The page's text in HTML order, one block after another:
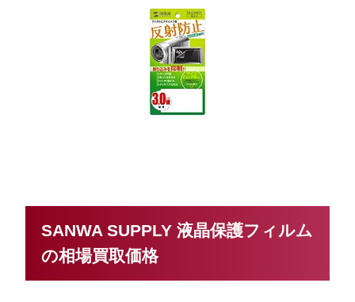
SANWA SUPPLY 液晶保護フィルム
の相場買取価格